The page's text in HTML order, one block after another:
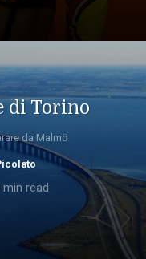
di Torino
da Malmö
min read